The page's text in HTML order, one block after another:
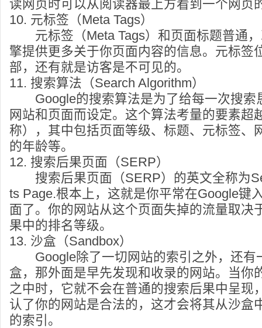
读网页时可以从阅读器最上方看到一个网页
10. 元标签（Meta Tags）
元标签（Meta Tags）和页面标题普通，
擎提供更多关于你页面内容的信息。元标签
部，还有就是访客是不可见的。
11. 搜索算法（Search Algorithm）
Google的搜索算法是为了给每一次搜索
网站和页面而设定。这个算法考量的要素超
称），其中包括页面等级、标题、元标签、
的年龄等。
12. 搜索后果页面（SERP）
搜索后果页面（SERP）的英文全称为
ts Page.根本上，这就是你平常在Google键
面了。你的网站从这个页面失掉的流量取决
果中的排名等级。
13. 沙盒（Sandbox）
Google除了一切网站的索引之外，还有
盒，那外面是早先发现和收录的网站。当你
之中时，它就不会在普通的搜索后果中呈现
认了你的网站是合法的，这才会将其从沙盒
的索引。